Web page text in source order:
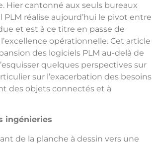
Hier cantonné aux seuls bureaux
réalise aujourd’hui le pivot entre
et est à ce titre en passe de
opérationnelle. Cet article
des logiciels PLM au-delà de
quelques perspectives sur
sur l’exacerbation des besoins
des objets connectés et à
ingénieries
de la planche à dessin vers une